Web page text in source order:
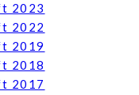
2023
2022
2019
2018
2017